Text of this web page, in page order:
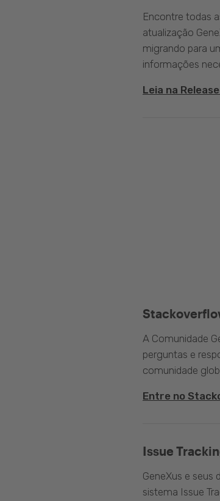
Encontre todas
atualização
migrando para
informações
Leia na
A Comunidade
perguntas e
comunidade
Entre no
Issue
GeneXus e
sistema Issue